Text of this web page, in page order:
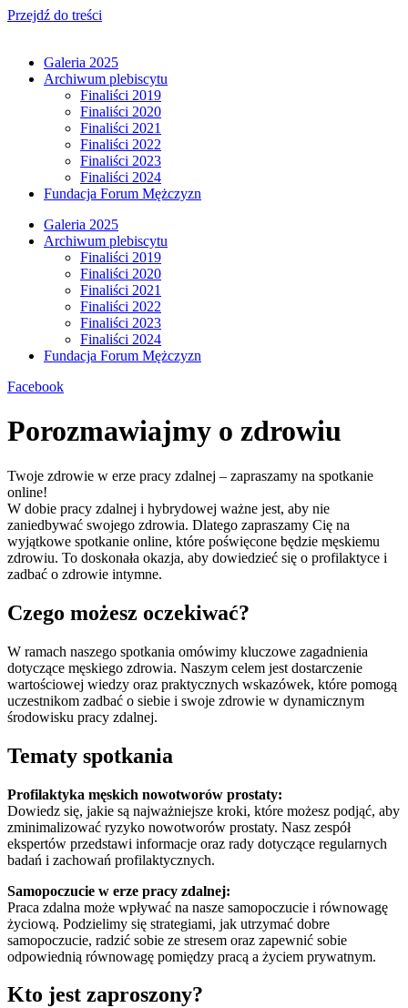
Przejdź do treści
Galeria 2025
Archiwum plebiscytu
Finaliści 2019
Finaliści 2020
Finaliści 2021
Finaliści 2022
Finaliści 2023
Finaliści 2024
Fundacja Forum Mężczyzn
Galeria 2025
Archiwum plebiscytu
Finaliści 2019
Finaliści 2020
Finaliści 2021
Finaliści 2022
Finaliści 2023
Finaliści 2024
Fundacja Forum Mężczyzn
Facebook
Porozmawiajmy o zdrowiu
Twoje zdrowie w erze pracy zdalnej – zapraszamy na spotkanie
online!
W dobie pracy zdalnej i hybrydowej ważne jest, aby nie
zaniedbywać swojego zdrowia. Dlatego zapraszamy Cię na
wyjątkowe spotkanie online, które poświęcone będzie męskiemu
zdrowiu. To doskonała okazja, aby dowiedzieć się o profilaktyce i
zadbać o zdrowie intymne.
Czego możesz oczekiwać?
W ramach naszego spotkania omówimy kluczowe zagadnienia
dotyczące męskiego zdrowia. Naszym celem jest dostarczenie
wartościowej wiedzy oraz praktycznych wskazówek, które pomogą
uczestnikom zadbać o siebie i swoje zdrowie w dynamicznym
środowisku pracy zdalnej.
Tematy spotkania
Profilaktyka męskich nowotworów prostaty:
Dowiedz się, jakie są najważniejsze kroki, które możesz podjąć, aby
zminimalizować ryzyko nowotworów prostaty. Nasz zespół
ekspertów przedstawi informacje oraz rady dotyczące regularnych
badań i zachowań profilaktycznych.
Samopoczucie w erze pracy zdalnej:
Praca zdalna może wpływać na nasze samopoczucie i równowagę
życiową. Podzielimy się strategiami, jak utrzymać dobre
samopoczucie, radzić sobie ze stresem oraz zapewnić sobie
odpowiednią równowagę pomiędzy pracą a życiem prywatnym.
Kto jest zaproszony?